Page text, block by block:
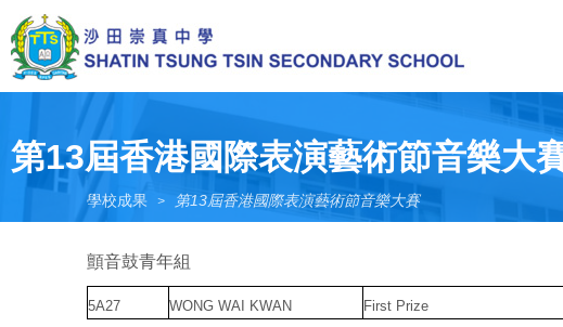
main
content
第13屆香港國際表演藝術節音樂大
學校成果 > 第13屆香港國際表演藝術節音樂大賽
顫音鼓青年組
5A27 WONG WAI KWAN First Prize